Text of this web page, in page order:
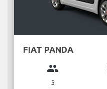
FIAT PANDA
group
5